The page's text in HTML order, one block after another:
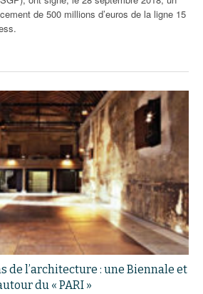
de 500 millions d’euros de la ligne 15
de l’architecture : une Biennale et
du « PARI »